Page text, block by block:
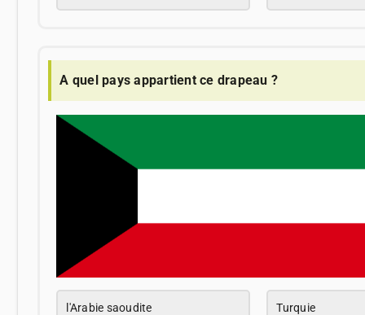
A quel pays appartient ce drapeau ?
l'Arabie saoudite Turquie